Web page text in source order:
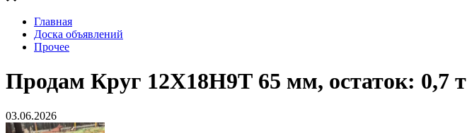
Главная
Доска объявлений
Прочее
Продам Круг 12Х18Н9Т 65 мм, остаток: 0,7 т
03.06.2026